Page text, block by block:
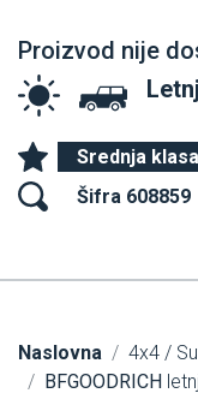
Proizvod nije
Srednja klasa
Šifra 608859
Naslovna 4x4 /
BFGOODRICH